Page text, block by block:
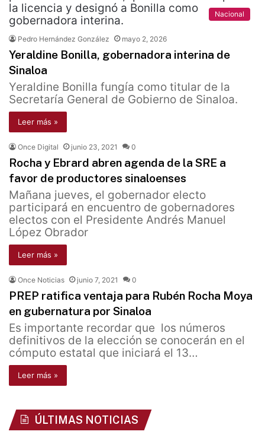
Nacional
Pedro Hernández González mayo 2, 2026
Yeraldine Bonilla, gobernadora interina de
Sinaloa
Yeraldine Bonilla fungía como titular de la
Secretaría General de Gobierno de Sinaloa.
Leer más »
Once Digital junio 23, 2021 0
Rocha y Ebrard abren agenda de la SRE a
favor de productores sinaloenses
Mañana jueves, el gobernador electo
participará en encuentro de gobernadores
electos con el Presidente Andrés Manuel
López Obrador
Leer más »
Once Noticias junio 7, 2021 0
PREP ratifica ventaja para Rubén Rocha Moya
en gubernatura por Sinaloa
Es importante recordar que los números
definitivos de la elección se conocerán en el
cómputo estatal que iniciará el 13…
Leer más »
ÚLTIMAS NOTICIAS